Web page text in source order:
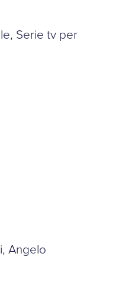
Serie tv per
Angelo